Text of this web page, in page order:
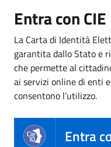
Entra con CIE
La Carta di Identità
garantita dallo Stato e
che permette al
ai servizi online di enti
consentono l’utilizzo.
Entra